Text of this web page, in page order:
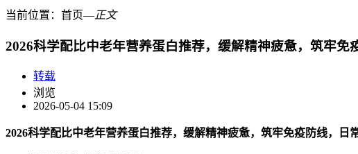
当前位置： 首页―正文
2026科学配比中老年营养蛋白推荐，缓解精神疲惫，筑牢免
转载
浏览
2026-05-04 15:09
2026科学配比中老年营养蛋白推荐，缓解精神疲惫，筑牢免疫防线，日